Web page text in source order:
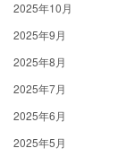
2025年10月
2025年9月
2025年8月
2025年7月
2025年6月
2025年5月